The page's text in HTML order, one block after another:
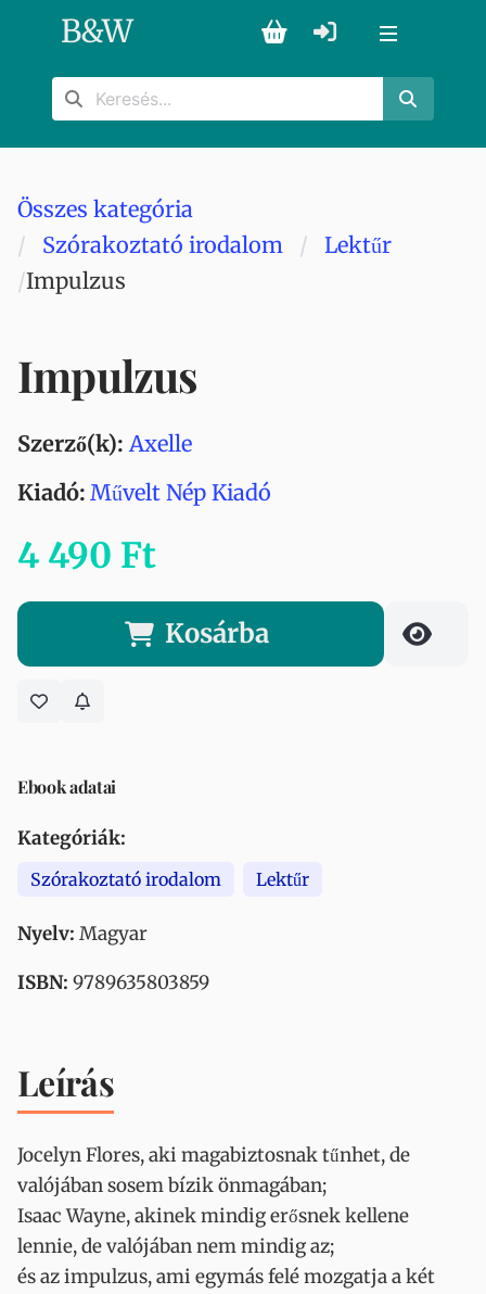
B&W
Összes kategória
Szórakoztató irodalom
Lektűr
Impulzus
Impulzus
Szerző(k): Axelle
Kiadó: Művelt Nép Kiadó
4 490 Ft
Kosárba
Ebook adatai
Kategóriák:
Szórakoztató irodalom Lektűr
Nyelv: Magyar
ISBN: 9789635803859
Leírás
Jocelyn Flores, aki magabiztosnak tűnhet, de
valójában sosem bízik önmagában;
Isaac Wayne, akinek mindig erősnek kellene
lennie, de valójában nem mindig az;
és az impulzus, ami egymás felé mozgatja a két